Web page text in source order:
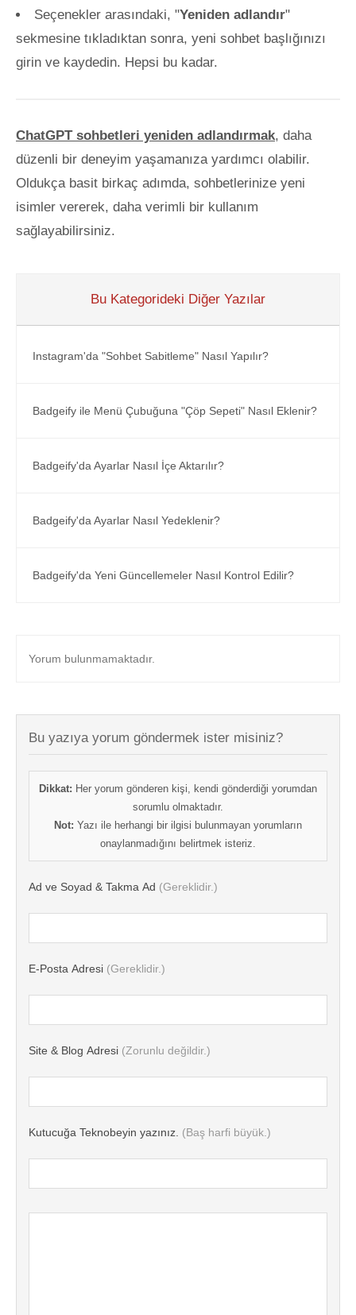
Seçenekler arasındaki, "Yeniden adlandır"
sekmesine tıkladıktan sonra, yeni sohbet başlığınızı
girin ve kaydedin. Hepsi bu kadar.
ChatGPT sohbetleri yeniden adlandırmak, daha
düzenli bir deneyim yaşamanıza yardımcı olabilir.
Oldukça basit birkaç adımda, sohbetlerinize yeni
isimler vererek, daha verimli bir kullanım
sağlayabilirsiniz.
Bu Kategorideki Diğer Yazılar
Instagram'da "Sohbet Sabitleme" Nasıl Yapılır?
Badgeify ile Menü Çubuğuna "Çöp Sepeti" Nasıl Eklenir?
Badgeify'da Ayarlar Nasıl İçe Aktarılır?
Badgeify'da Ayarlar Nasıl Yedeklenir?
Badgeify'da Yeni Güncellemeler Nasıl Kontrol Edilir?
Yorum bulunmamaktadır.
Bu yazıya yorum göndermek ister misiniz?
Dikkat: Her yorum gönderen kişi, kendi gönderdiği yorumdan
sorumlu olmaktadır.
Not: Yazı ile herhangi bir ilgisi bulunmayan yorumların
onaylanmadığını belirtmek isteriz.
Ad ve Soyad & Takma Ad (Gereklidir.)
E-Posta Adresi (Gereklidir.)
Site & Blog Adresi (Zorunlu değildir.)
Kutucuğa Teknobeyin yazınız. (Baş harfi büyük.)